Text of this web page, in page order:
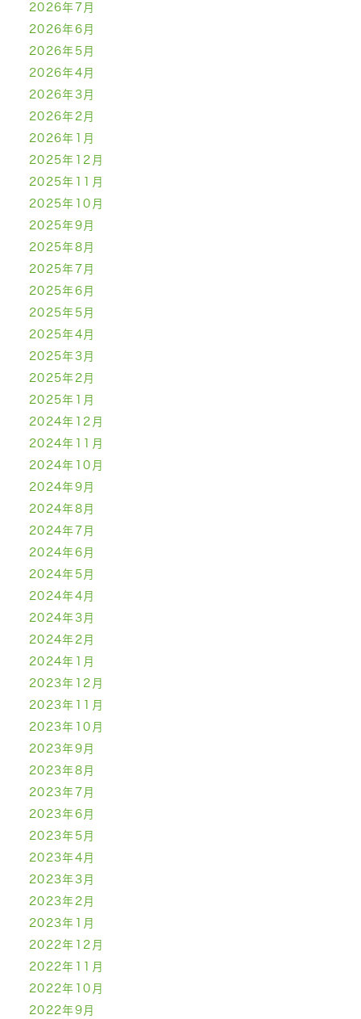
2026年7月
2026年6月
2026年5月
2026年4月
2026年3月
2026年2月
2026年1月
2025年12月
2025年11月
2025年10月
2025年9月
2025年8月
2025年7月
2025年6月
2025年5月
2025年4月
2025年3月
2025年2月
2025年1月
2024年12月
2024年11月
2024年10月
2024年9月
2024年8月
2024年7月
2024年6月
2024年5月
2024年4月
2024年3月
2024年2月
2024年1月
2023年12月
2023年11月
2023年10月
2023年9月
2023年8月
2023年7月
2023年6月
2023年5月
2023年4月
2023年3月
2023年2月
2023年1月
2022年12月
2022年11月
2022年10月
2022年9月